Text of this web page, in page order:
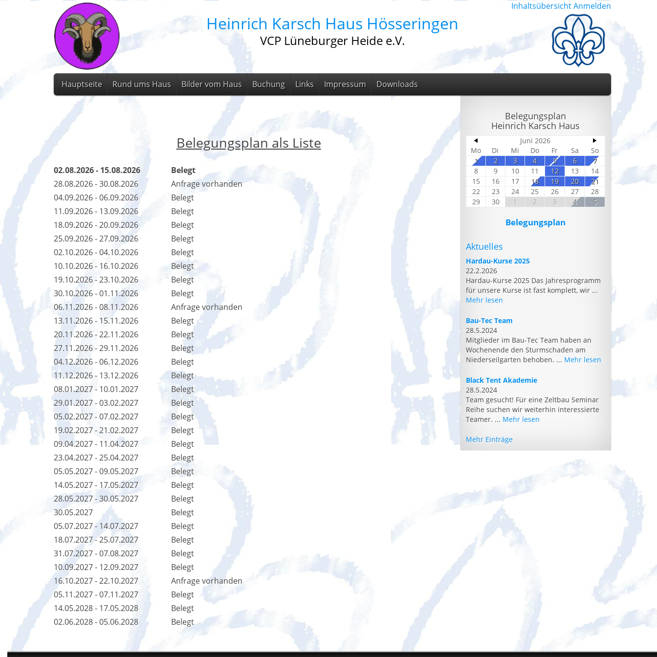
Inhaltsübersicht Anmelden
Heinrich Karsch Haus Hösseringen
VCP Lüneburger Heide e.V.
Hauptseite Rund ums Haus Bilder vom Haus Buchung Links Impressum Downloads
Belegungsplan als Liste
02.08.2026 - 15.08.2026
Belegt
28.08.2026 - 30.08.2026
Anfrage vorhanden
04.09.2026 - 06.09.2026
Belegt
11.09.2026 - 13.09.2026
Belegt
18.09.2026 - 20.09.2026
Belegt
25.09.2026 - 27.09.2026
Belegt
02.10.2026 - 04.10.2026
Belegt
10.10.2026 - 16.10.2026
Belegt
19.10.2026 - 23.10.2026
Belegt
30.10.2026 - 01.11.2026
Belegt
06.11.2026 - 08.11.2026
Anfrage vorhanden
13.11.2026 - 15.11.2026
Belegt
20.11.2026 - 22.11.2026
Belegt
27.11.2026 - 29.11.2026
Belegt
04.12.2026 - 06.12.2026
Belegt
11.12.2026 - 13.12.2026
Belegt
08.01.2027 - 10.01.2027
Belegt
29.01.2027 - 03.02.2027
Belegt
05.02.2027 - 07.02.2027
Belegt
19.02.2027 - 21.02.2027
Belegt
09.04.2027 - 11.04.2027
Belegt
23.04.2027 - 25.04.2027
Belegt
05.05.2027 - 09.05.2027
Belegt
14.05.2027 - 17.05.2027
Belegt
28.05.2027 - 30.05.2027
Belegt
30.05.2027
Belegt
05.07.2027 - 14.07.2027
Belegt
18.07.2027 - 25.07.2027
Belegt
31.07.2027 - 07.08.2027
Belegt
10.09.2027 - 12.09.2027
Belegt
16.10.2027 - 22.10.2027
Anfrage vorhanden
05.11.2027 - 07.11.2027
Belegt
14.05.2028 - 17.05.2028
Belegt
02.06.2028 - 05.06.2028
Belegt
Belegungsplan
Heinrich Karsch Haus
Juni 2026
Mo
Di Mi Do Fr Sa
So
1
2 3 4 5 6
7
8
9 10 11 12 13
14
15
16 17 18 19 20
21
22
23 24 25 26 27
28
29
30 1 2 3 4 5
Belegungsplan
Aktuelles
Hardau-Kurse 2025
22.2.2026
Hardau-Kurse 2025 Das Jahresprogramm
für unsere Kurse ist fast komplett, wir ...
Mehr lesen
Bau-Tec Team
28.5.2024
Mitglieder im Bau-Tec Team haben an
Wochenende den Sturmschaden am
Niederseilgarten behoben. ... Mehr lesen
Black Tent Akademie
28.5.2024
Team gesucht! Für eine Zeltbau Seminar
Reihe suchen wir weiterhin interessierte
Teamer. ... Mehr lesen
Mehr Einträge